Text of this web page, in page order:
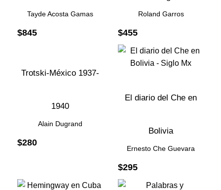
Tayde Acosta Gamas
$845
Roland Garros
$455
Trotski-México 1937-
1940
Alain Dugrand
$280
El diario del Che en
Bolivia
Ernesto Che Guevara
$295